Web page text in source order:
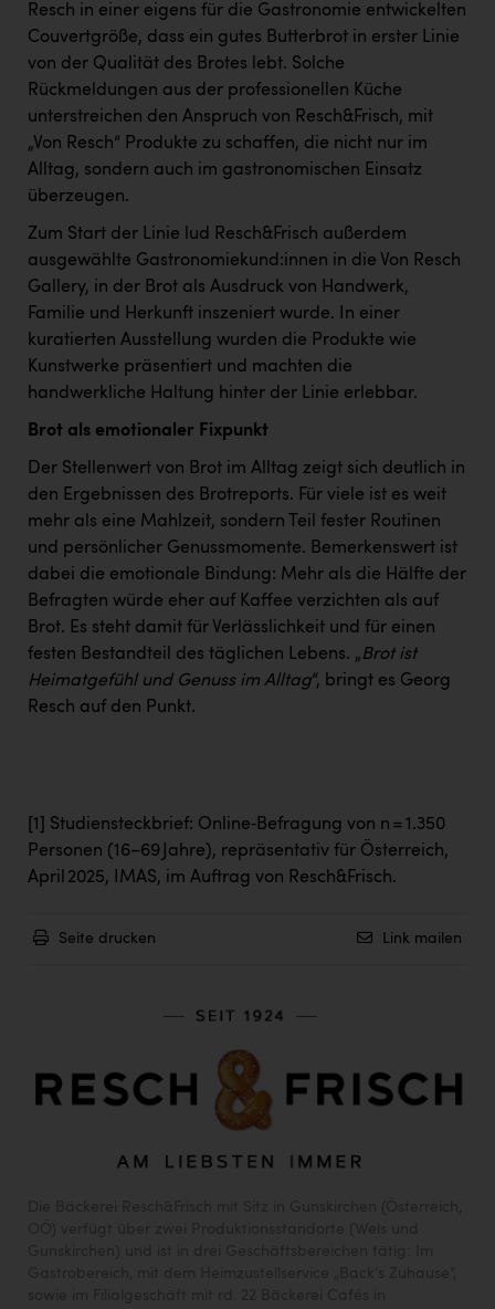
Resch in einer eigens für die Gastronomie entwickelten
Couvertgröße, dass ein gutes Butterbrot in erster Linie
von der Qualität des Brotes lebt. Solche
Rückmeldungen aus der professionellen Küche
unterstreichen den Anspruch von Resch&Frisch, mit
„Von Resch“ Produkte zu schaffen, die nicht nur im
Alltag, sondern auch im gastronomischen Einsatz
überzeugen.
Zum Start der Linie lud Resch&Frisch außerdem
ausgewählte Gastronomiekund:innen in die Von Resch
Gallery, in der Brot als Ausdruck von Handwerk,
Familie und Herkunft inszeniert wurde. In einer
kuratierten Ausstellung wurden die Produkte wie
Kunstwerke präsentiert und machten die
handwerkliche Haltung hinter der Linie erlebbar.
Brot als emotionaler Fixpunkt
Der Stellenwert von Brot im Alltag zeigt sich deutlich in
den Ergebnissen des Brotreports. Für viele ist es weit
mehr als eine Mahlzeit, sondern Teil fester Routinen
und persönlicher Genussmomente. Bemerkenswert ist
dabei die emotionale Bindung: Mehr als die Hälfte der
Befragten würde eher auf Kaffee verzichten als auf
Brot. Es steht damit für Verlässlichkeit und für einen
festen Bestandteil des täglichen Lebens. „Brot ist
Heimatgefühl und Genuss im Alltag“, bringt es Georg
Resch auf den Punkt.
[1]
Studiensteckbrief: Online‑Befragung von n = 1.350
Personen (16–69 Jahre), repräsentativ für Österreich,
April 2025, IMAS, im Auftrag von Resch&Frisch.
Seite drucken Link mailen